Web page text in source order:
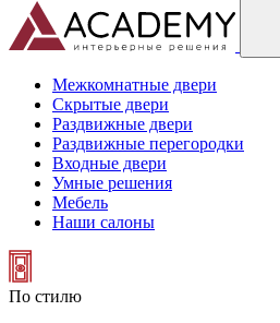
Межкомнатные двери
Скрытые двери
Раздвижные двери
Раздвижные перегородки
Входные двери
Умные решения
Мебель
Наши салоны
По стилю